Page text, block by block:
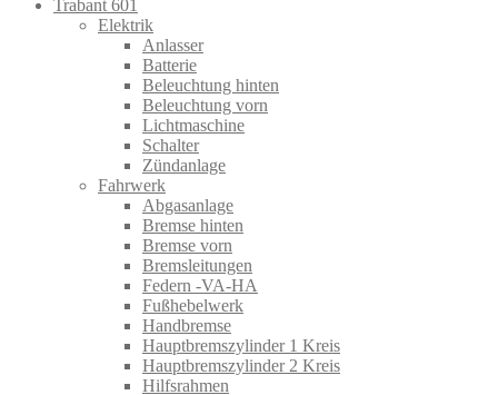
Trabant 601
Elektrik
Anlasser
Batterie
Beleuchtung hinten
Beleuchtung vorn
Lichtmaschine
Schalter
Zündanlage
Fahrwerk
Abgasanlage
Bremse hinten
Bremse vorn
Bremsleitungen
Federn -VA-HA
Fußhebelwerk
Handbremse
Hauptbremszylinder 1 Kreis
Hauptbremszylinder 2 Kreis
Hilfsrahmen